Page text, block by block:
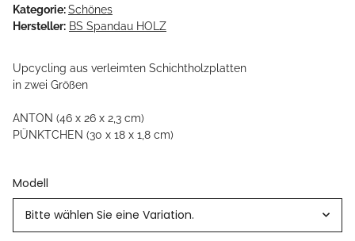
Kategorie:Schönes
Hersteller: BS Spandau HOLZ
Upcycling aus verleimten Schichtholzplatten
in zwei Größen
ANTON (46 x 26 x 2,3 cm)
PÜNKTCHEN (30 x 18 x 1,8 cm)
Modell
Bitte wählen Sie eine Variation.